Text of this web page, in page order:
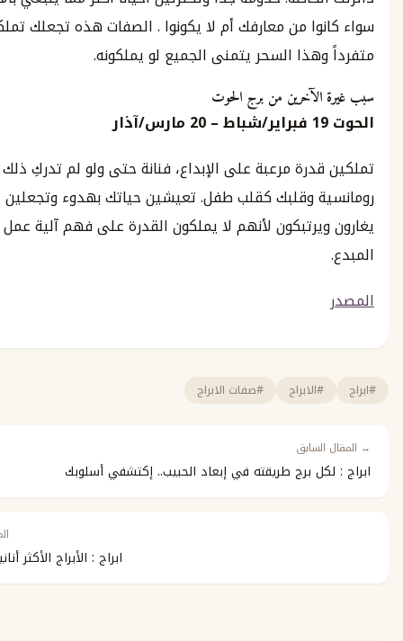
من معارفك أم لا يكونوا . الصفات هذه تجعلك تملكين سحراً
السحر يتمنى الجميع لو يملكونه.
من برج الحوت
فبراير/شباط–
20مارس/آذار
مرعبة على الإبداع، فنانة حتى ولو لم تدركِ ذلك حتى الآن.
وقلبك كقلب طفل. تعيشين حياتك بهدوء وتجعلين الاخرين
لأنهم لا يملكون القدرة على فهم آلية عمل دماغك
#صفات الابراج
برج طريقته في إبعاد الحبيب.. إكتشفي أسلوبك
ابراج : الأبراج الأكثر أنانية هذه هي